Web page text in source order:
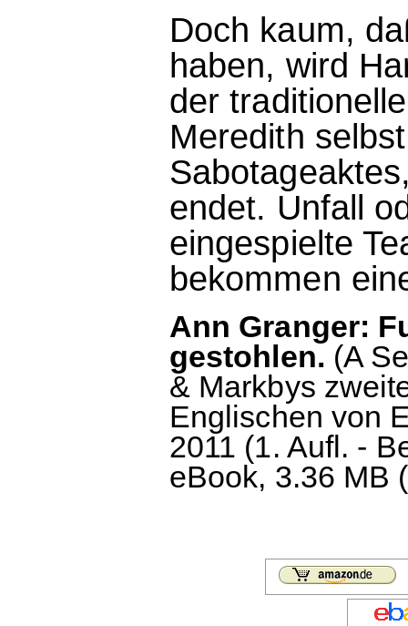
Doch kaum,
haben, wird
der
Meredith
endet. Unfall
eingespielte
bekommen
Ann Granger:
gestohlen. (A
& Markbys
Englischen von
2011 (1. Aufl. -
eBook, 3.36 MB